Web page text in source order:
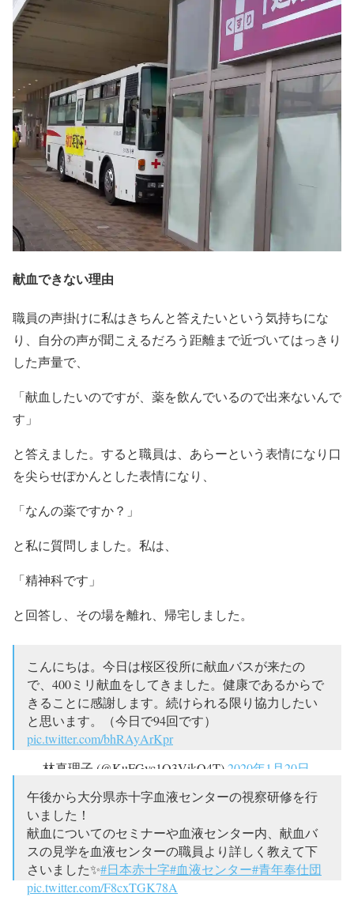
献血できない理由
職員の声掛けに私はきちんと答えたいという気持ちにな
り、自分の声が聞こえるだろう距離まで近づいてはっきり
した声量で、
「献血したいのですが、薬を飲んでいるので出来ないんで
す」
と答えました。すると職員は、あらーという表情になり口
を尖らせぽかんとした表情になり、
「なんの薬ですか？」
と私に質問しました。私は、
「精神科です」
と回答し、その場を離れ、帰宅しました。
こんにちは。今日は桜区役所に献血バスが来たの
で、400ミリ献血をしてきました。健康であるからで
きることに感謝します。続けられる限り協力したい
と思います。（今日で94回です）
pic.twitter.com/bhRAyArKpr
— 林真理子 (@KuFGvc1O3VikO4T)2020年1月20日
午後から大分県赤十字血液センターの視察研修を行
いました！
献血についてのセミナーや血液センター内、献血バ
スの見学を血液センターの職員より詳しく教えて下
さいました✨#日本赤十字#血液センター#青年奉仕団
pic.twitter.com/F8cxTGK78A